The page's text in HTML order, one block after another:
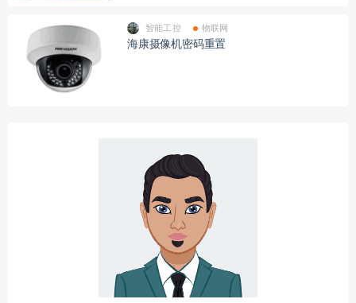
智能工控 物联网
海康摄像机密码重置